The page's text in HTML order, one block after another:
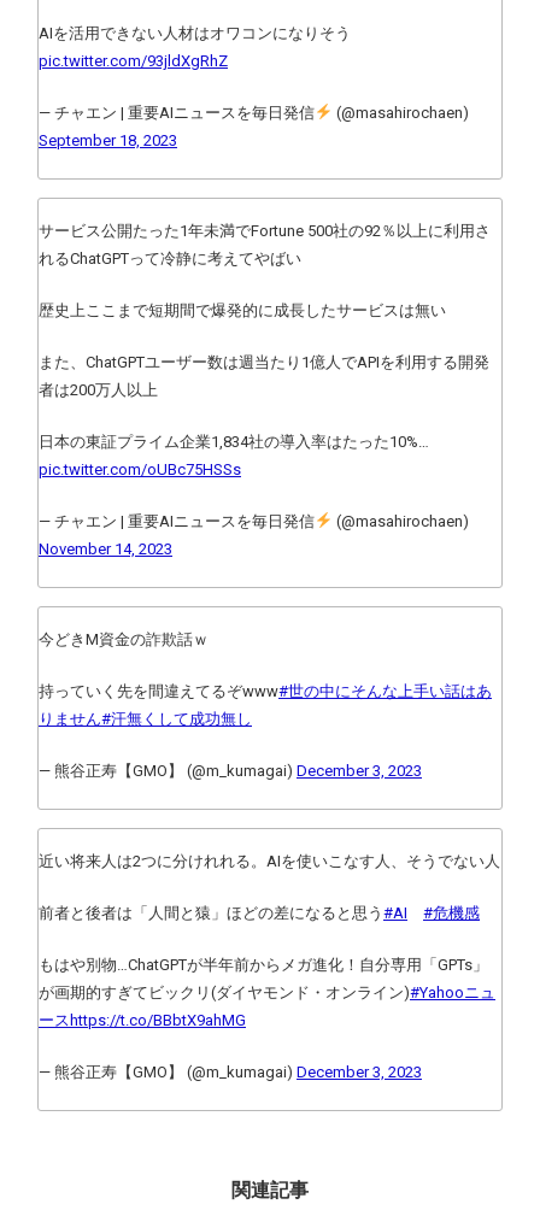
AIを活用できない人材はオワコンになりそう
pic.twitter.com/93jldXgRhZ
— チャエン | 重要AIニュースを毎日発信
(@masahirochaen)
September 18, 2023
サービス公開たった1年未満でFortune 500社の92％以上に利用さ
れるChatGPTって冷静に考えてやばい
歴史上ここまで短期間で爆発的に成長したサービスは無い
また、ChatGPTユーザー数は週当たり1億人でAPIを利用する開発
者は200万人以上
日本の東証プライム企業1,834社の導入率はたった10%…
pic.twitter.com/oUBc75HSSs
— チャエン | 重要AIニュースを毎日発信
(@masahirochaen)
November 14, 2023
今どきM資金の詐欺話ｗ
持っていく先を間違えてるぞwww#世の中にそんな上手い話はあ
りません#汗無くして成功無し
— 熊谷正寿【GMO】 (@m_kumagai) December 3, 2023
近い将来人は2つに分けれれる。AIを使いこなす人、そうでない人
前者と後者は「人間と猿」ほどの差になると思う #AI #危機感
もはや別物…ChatGPTが半年前からメガ進化！自分専用「GPTs」
が画期的すぎてビックリ(ダイヤモンド・オンライン)#Yahooニュ
ース https://t.co/BBbtX9ahMG
— 熊谷正寿【GMO】 (@m_kumagai) December 3, 2023
関連記事